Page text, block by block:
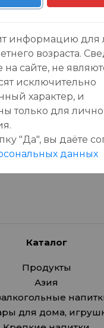
нет отзывов,
Каталог
Продукты
Азия
для дома,
информацию для
возраста.
сайте, не
исключительно
характер, и
только для
"Да", вы даёте
данных